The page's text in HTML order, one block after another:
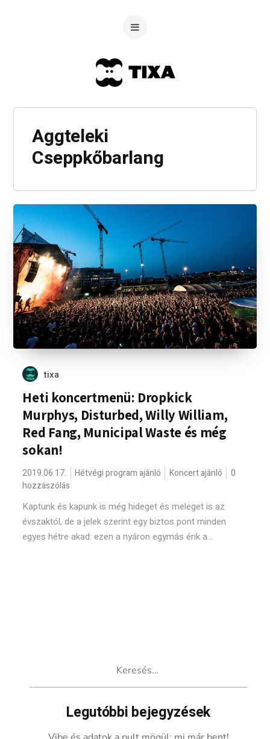
Aggteleki
Cseppkőbarlang
tixa
Heti koncertmenü: Dropkick
Murphys, Disturbed, Willy William,
Red Fang, Municipal Waste és még
sokan!
2019.06.17. Hétvégi program ajánló Koncert ajánló
0
hozzászólás
Kaptunk és kapunk is még hideget és meleget is az
évszaktól, de a jelek szerint egy biztos pont minden
egyes hétre akad: ezen a nyáron egymás érik a...
Legutóbbi bejegyzések